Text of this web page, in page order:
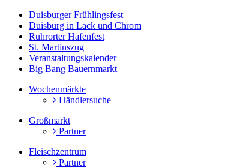
Duisburger Frühlingsfest
Duisburg in Lack und Chrom
Ruhrorter Hafenfest
St. Martinszug
Veranstaltungskalender
Big Bang Bauernmarkt
Wochenmärkte
Händlersuche
Großmarkt
Partner
Fleischzentrum
Partner